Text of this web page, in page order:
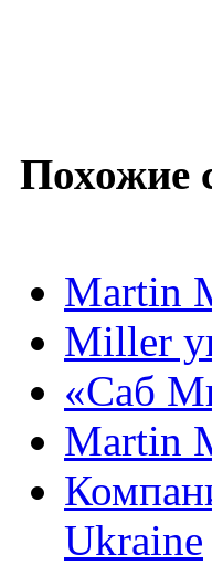
Похожие
Martin
Miller
«Саб
Martin
Ukraine